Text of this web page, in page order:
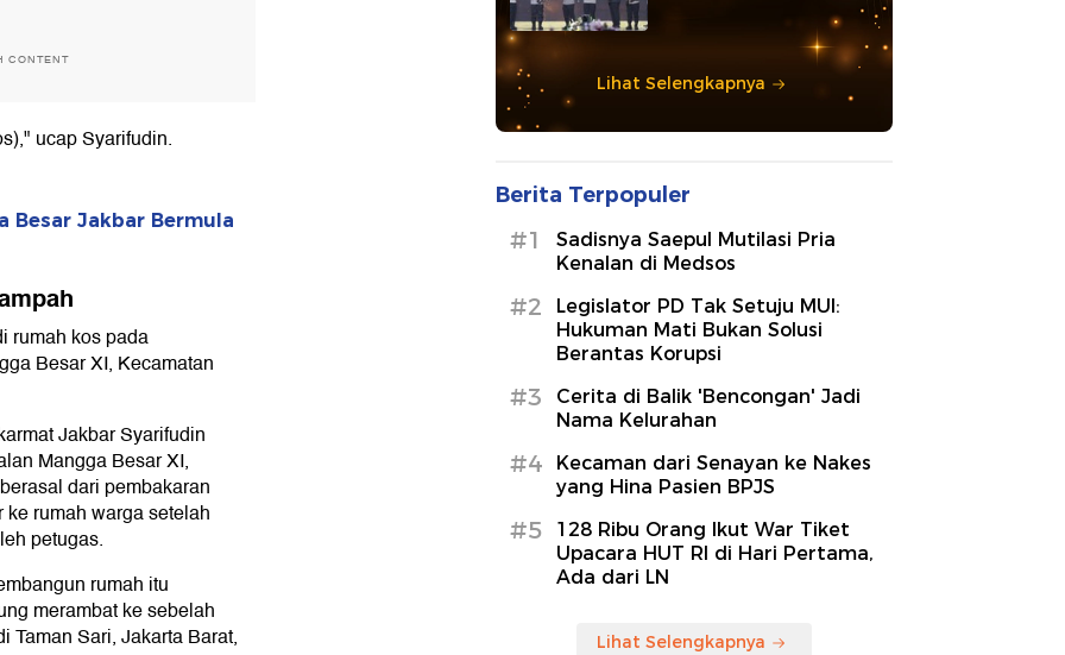
CONTENT
ucap Syarifudin.
Besar Jakbar Bermula
rumah kos pada
Besar XI, Kecamatan
Jakbar Syarifudin
Mangga Besar XI,
dari pembakaran
rumah warga setelah
petugas.
rumah itu
merambat ke sebelah
Taman Sari, Jakarta Barat,
Lihat Selengkapnya
Berita Terpopuler
#1
Sadisnya Saepul Mutilasi Pria
Kenalan di Medsos
#2
Legislator PD Tak Setuju MUI:
Hukuman Mati Bukan Solusi
Berantas Korupsi
#3
Cerita di Balik 'Bencongan' Jadi
Nama Kelurahan
#4
Kecaman dari Senayan ke Nakes
yang Hina Pasien BPJS
#5
128 Ribu Orang Ikut War Tiket
Upacara HUT RI di Hari Pertama,
Ada dari LN
Lihat Selengkapnya